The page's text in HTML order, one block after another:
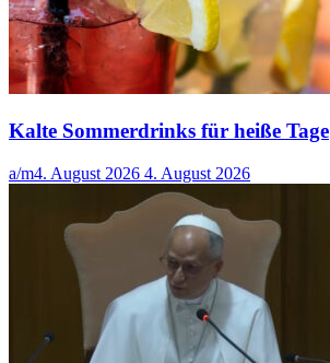
Kalte Sommerdrinks für heiße Tage
a/m4. August 2026 4. August 2026